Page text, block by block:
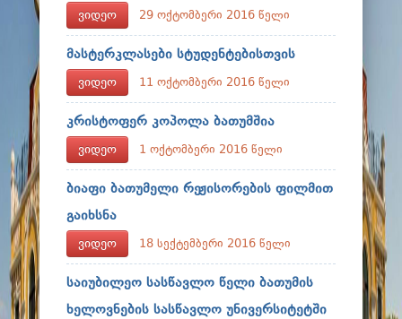
სწავლა
ფაკულტეტები
მიღება 2026
კარიერული მხარდაჭერა
ვიდეო 29 ოქტომბერი 2016 წელი
მასტერკლასები სტუდენტებისთვის
ვიდეო 11 ოქტომბერი 2016 წელი
კრისტოფერ კოპოლა ბათუმშია
ვიდეო 1 ოქტომბერი 2016 წელი
ბიაფი ბათუმელი რეჟისორების ფილმით
გაიხსნა
ვიდეო 18 სექტემბერი 2016 წელი
საიუბილეო სასწავლო წელი ბათუმის
ხელოვნების სასწავლო უნივერსიტეტში